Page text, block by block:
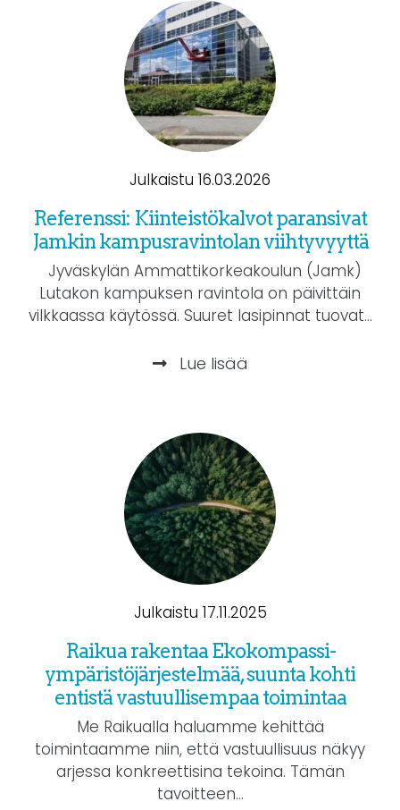
Julkaistu 16.03.2026
Referenssi: Kiinteistökalvot paransivat
Jamkin kampusravintolan viihtyvyyttä
Jyväskylän Ammattikorkeakoulun (Jamk)
Lutakon kampuksen ravintola on päivittäin
vilkkaassa käytössä. Suuret lasipinnat tuovat...
Lue lisää
Julkaistu 17.11.2025
Raikua rakentaa Ekokompassi-
ympäristöjärjestelmää, suunta kohti
entistä vastuullisempaa toimintaa
Me Raikualla haluamme kehittää
toimintaamme niin, että vastuullisuus näkyy
arjessa konkreettisina tekoina. Tämän
tavoitteen...